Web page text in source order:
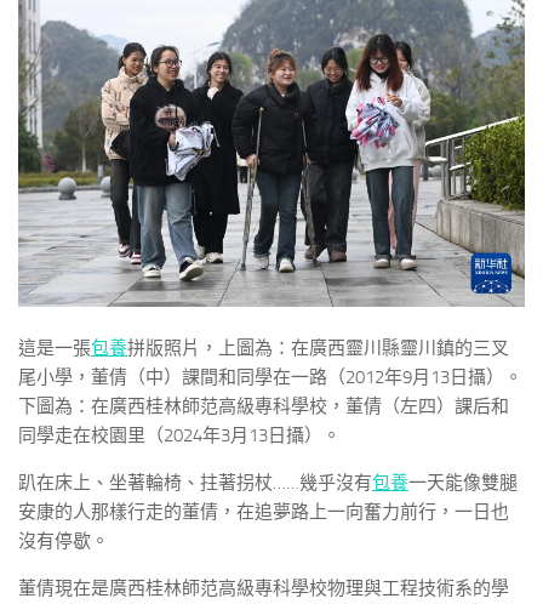
這是一張包養拼版照片，上圖為：在廣西靈川縣靈川鎮的三叉
尾小學，董倩（中）課間和同學在一路（2012年9月13日攝）。
下圖為：在廣西桂林師范高級專科學校，董倩（左四）課后和
同學走在校園里（2024年3月13日攝）。
趴在床上、坐著輪椅、拄著拐杖……幾乎沒有包養一天能像雙腿
安康的人那樣行走的董倩，在追夢路上一向奮力前行，一日也
沒有停歇。
董倩現在是廣西桂林師范高級專科學校物理與工程技術系的學